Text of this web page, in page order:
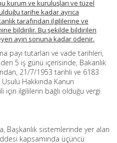
kurum ve kuruluşları ve tüzel
tarihe kadar ayrıca
tarafından ilgililerine ve
bildirilir. Bu şekilde bildirilen
ayın sonuna kadar ödenir.
payı tutarları ve vade tarihleri,
5 iş günü içerisinde, Bakanlık
21/7/1953 tarihli ve 6183
Usulü Hakkında Kanun
ilgililerin bağlı olduğu vergi
Başkanlık sistemlerinde yer alan
kapsamında üçüncü